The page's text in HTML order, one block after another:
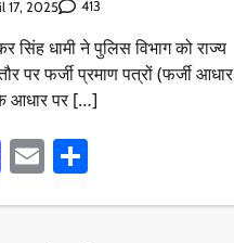
17, 2025 413
सिंह धामी ने पुलिस विभाग को राज्य
पर फर्जी प्रमाण पत्रों (फर्जी आधार
आधार पर […]
Mastodon
EmailShare